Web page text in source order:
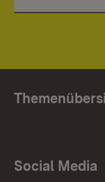
Social Media